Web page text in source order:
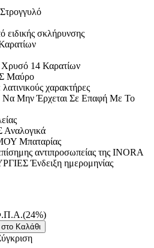
Στρογγυλό
ειδικής σκλήρυνσης
Χρυσό 14 Καρατίων
Μαύρο
χαρακτήρες
Να Μην Έρχεται Σε Επαφή Με Το
Αναλογικά
Μπαταρίας
αντιπροσωπείας της INORA
Ένδειξη ημερομηνίας
Καλάθι